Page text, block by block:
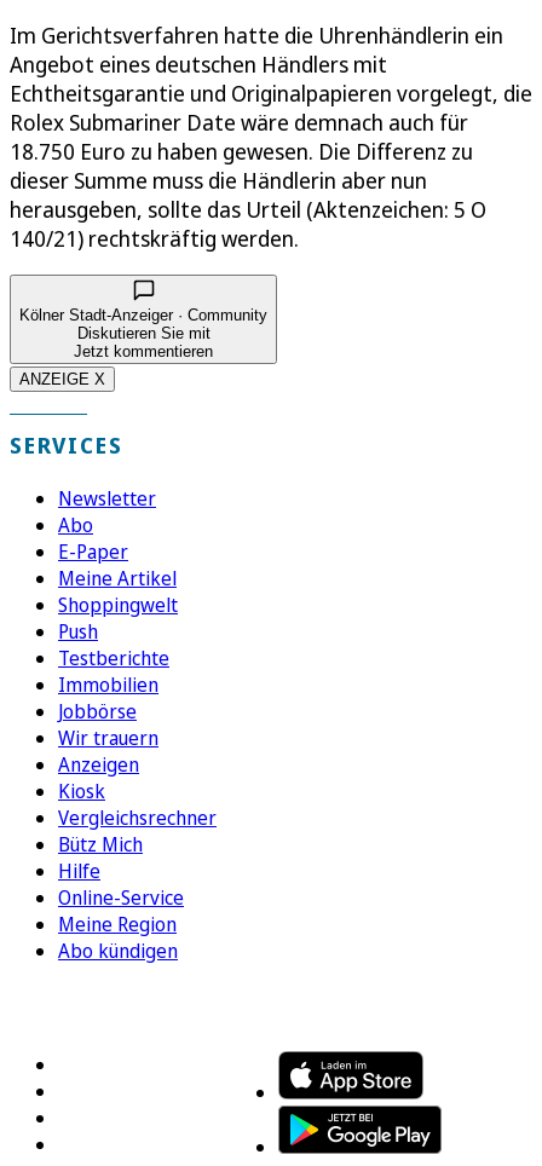
Im Gerichtsverfahren hatte die Uhrenhändlerin ein
Angebot eines deutschen Händlers mit
Echtheitsgarantie und Originalpapieren vorgelegt, die
Rolex Submariner Date wäre demnach auch für
18.750 Euro zu haben gewesen. Die Differenz zu
dieser Summe muss die Händlerin aber nun
herausgeben, sollte das Urteil (Aktenzeichen: 5 O
140/21) rechtskräftig werden.
Kölner Stadt-Anzeiger · Community
Diskutieren Sie mit
Jetzt kommentieren
ANZEIGE X
SERVICES
Newsletter
Abo
E-Paper
Meine Artikel
Shoppingwelt
Push
Testberichte
Immobilien
Jobbörse
Wir trauern
Anzeigen
Kiosk
Vergleichsrechner
Bütz Mich
Hilfe
Online-Service
Meine Region
Abo kündigen